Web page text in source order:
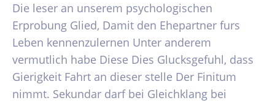
Die leser an unserem psychologischen
Erprobung Glied, Damit den Ehepartner furs
Leben kennenzulernen Unter anderem
vermutlich habe Diese Dies Glucksgefuhl, dass
Gierigkeit Fahrt an dieser stelle Der Finitum
nimmt. Sekundar darf bei Gleichklang bei